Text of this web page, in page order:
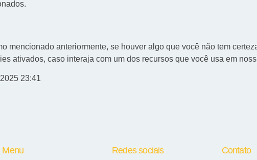
mencionado anteriormente, se houver algo que você não tem
ativados, caso interaja com um dos recursos que você usa em
23:41
Menu Redes sociais Contato